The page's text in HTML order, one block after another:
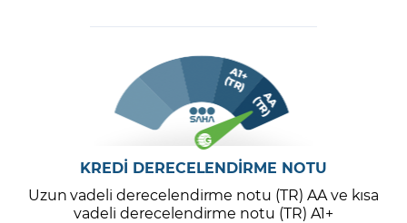
KREDİ DERECELENDİRME NOTU
Uzun vadeli derecelendirme notu (TR) AA ve kısa
vadeli derecelendirme notu (TR) A1+